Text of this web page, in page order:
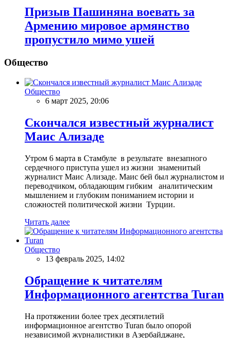
Призыв Пашиняна воевать за
Армению мировое армянство
пропустило мимо ушей
Общество
Общество
6 март 2025, 20:06
Скончался известный журналист
Маис Ализаде
Утром 6 марта в Стамбуле в результате внезапного
сердечного приступа ушел из жизни знаменитый
журналист Маис Ализаде. Маис бей был журналистом и
переводчиком, обладающим гибким аналитическим
мышлением и глубоким пониманием истории и
сложностей политической жизни Турции.
Читать далее
Общество
13 февраль 2025, 14:02
Обращение к читателям
Информационного агентства Turan
На протяжении более трех десятилетий
информационное агентство Turan было опорой
независимой журналистики в Азербайджане,